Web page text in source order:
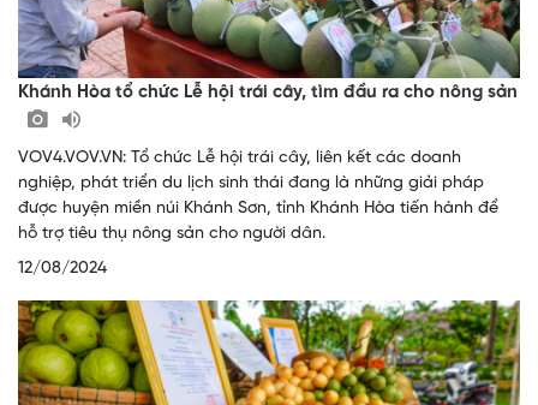
Khánh Hòa tổ chức Lễ hội trái cây, tìm đầu ra cho nông sản
VOV4.VOV.VN: Tổ chức Lễ hội trái cây, liên kết các doanh
nghiệp, phát triển du lịch sinh thái đang là những giải pháp
được huyện miền núi Khánh Sơn, tỉnh Khánh Hòa tiến hành để
hỗ trợ tiêu thụ nông sản cho người dân.
12/08/2024